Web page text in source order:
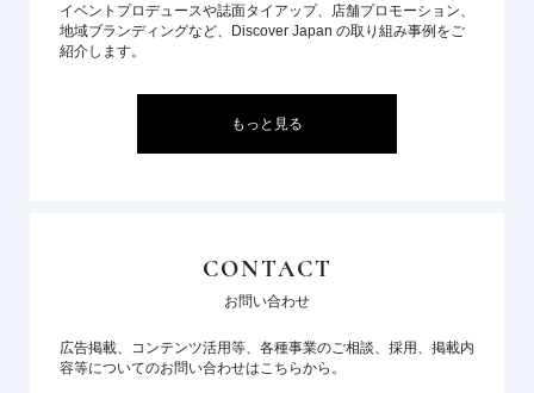
イベントプロデュースや誌面タイアップ、店舗プロモーション、
地域ブランディングなど、Discover Japan の取り組み事例をご
紹介します。
もっと見る
CONTACT
お問い合わせ
広告掲載、コンテンツ活用等、各種事業のご相談、採用、掲載内
容等についてのお問い合わせはこちらから。